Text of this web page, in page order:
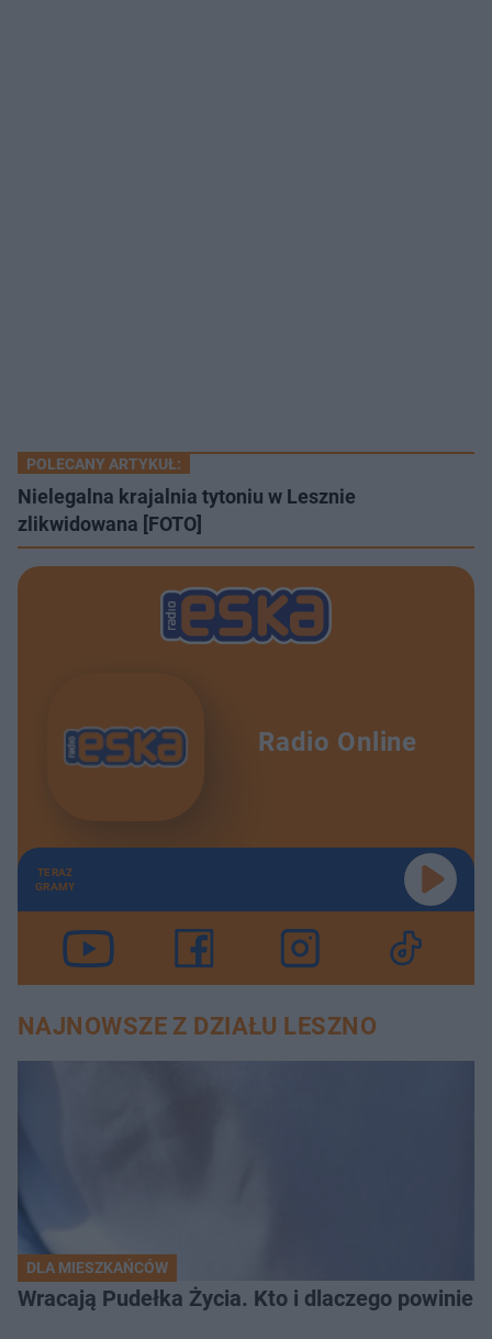
POLECANY ARTYKUŁ:
Nielegalna krajalnia tytoniu w Lesznie
zlikwidowana [FOTO]
Radio Online
TERAZ
GRAMY
NAJNOWSZE Z DZIAŁU LESZNO
DLA MIESZKAŃCÓW
Wracają Pudełka Życia. Kto i dlaczego powinien